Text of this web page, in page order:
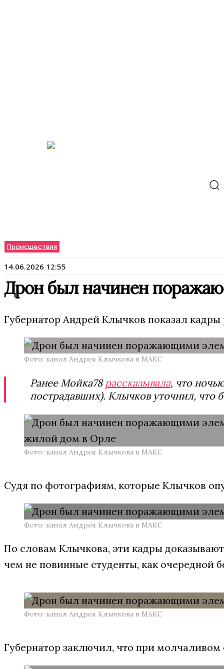
Происшествия
14.06.2026 12:55
Дрон был начинен
Губернатор Андрей Клычков показал
Фото: канал Андрея Клычкова в МАКС
Ранее Мойка78 рассказывала, что
пострадавших). Клычков уточнил,
Фото: канал Андрея Клычкова в МАКС
Судя по фотографиям, которые Клычков
Фото: канал Андрея Клычкова в МАКС
По словам Клычкова, эти кадры
чем не повинные студенты, как
Фото: канал Андрея Клычкова в МАКС
Губернатор заключил, что при